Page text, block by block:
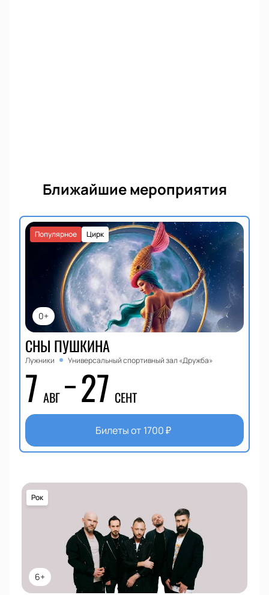
Ближайшие мероприятия
0+
Цирк
Популярное
СНЫ ПУШКИНА
Лужники Универсальный спортивный зал «Дружба»
7 АВГ 27 СЕНТ
Билеты от 1700₽
6+
Рок